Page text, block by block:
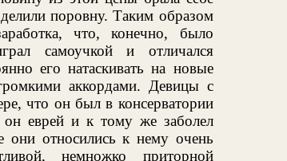
поровну. Таким образом
что, конечно, было
самоучкой и отличался
его натаскивать на новые
аккордами. Девицы с
что он был в консерватории
еврей и к тому же заболел
они относились к нему очень
немножко приторной